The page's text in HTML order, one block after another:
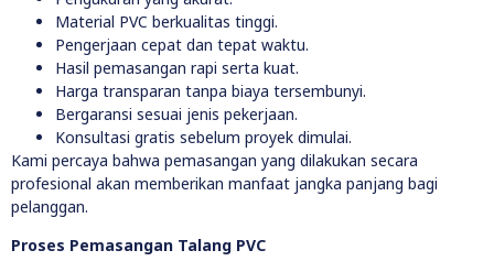
Material PVC berkualitas tinggi.
Pengerjaan cepat dan tepat waktu.
Hasil pemasangan rapi serta kuat.
Harga transparan tanpa biaya tersembunyi.
Bergaransi sesuai jenis pekerjaan.
Konsultasi gratis sebelum proyek dimulai.
Kami percaya bahwa pemasangan yang dilakukan secara
profesional akan memberikan manfaat jangka panjang bagi
pelanggan.
Proses Pemasangan Talang PVC